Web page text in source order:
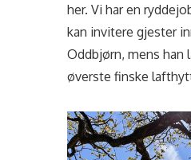
her. Vi har en
kan invitere gjester
Oddbjørn, mens han
øverste finske